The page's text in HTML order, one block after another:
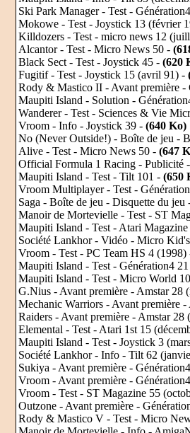
Ski Park Manager - Test -
Mokowe - Test - Joystick 13 (février
Killdozers - Test - micro news 12
Alcantor - Test - Micro News 50 -
Black Sect - Test - Joystick 45 - (620
Fugitif - Test - Joystick 15 (avril 91) -
Rody & Mastico II - Avant première
Maupiti Island - Solution -
Wanderer - Test - Sciences & Vie
Vroom - Info - Joystick 39 - (640 Ko)
No (Never Outside!) - Boîte de jeu -
Alive - Test - Micro News 50 - (647
Official Formula 1 Racing - Publicité
Maupiti Island - Test - Tilt 101 - (650
Vroom Multiplayer - Test -
Saga - Boîte de jeu - Disquette du jeu
Manoir de Mortevielle - Test - ST
Maupiti Island - Test - Atari
Société Lankhor - Vidéo - Micro
Vroom - Test - PC Team HS 4
Maupiti Island - Test - Génération4
Maupiti Island - Test - Micro World
G.Nius - Avant première - Amstar 28
Mechanic Warriors - Avant première
Raiders - Avant première - Amstar
Elemental - Test - Atari 1st 15
Maupiti Island - Test - Joystick 3
Société Lankhor - Info - Tilt 62
Sukiya - Avant première -
Vroom - Avant première -
Vroom - Test - ST Magazine 55
Outzone - Avant première -
Rody & Mastico V - Test - Micro